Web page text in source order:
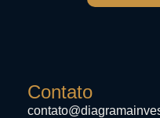
Contato